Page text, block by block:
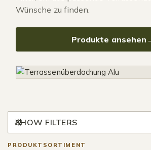
Wünsche zu finden.
Produkte ansehen
SHOW FILTERS
PRODUKTSORTIMENT